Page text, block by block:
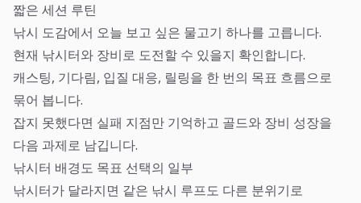
짧은 세션 루틴
낚시 도감에서 오늘 보고 싶은 물고기 하나를 고릅니다.
현재 낚시터와 장비로 도전할 수 있을지 확인합니다.
캐스팅, 기다림, 입질 대응, 릴링을 한 번의 목표 흐름으로
묶어 봅니다.
잡지 못했다면 실패 지점만 기억하고 골드와 장비 성장을
다음 과제로 남깁니다.
낚시터 배경도 목표 선택의 일부
낚시터가 달라지면 같은 낚시 루프도 다른 분위기로